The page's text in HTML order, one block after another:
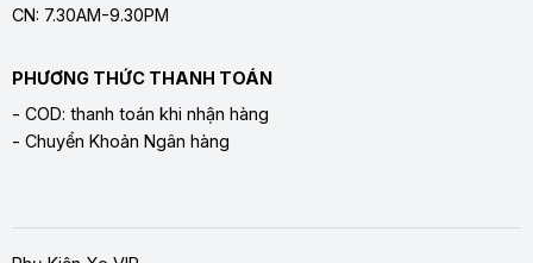
CN: 7.30AM-9.30PM
PHƯƠNG THỨC THANH TOÁN
- COD: thanh toán khi nhận hàng
- Chuyển Khoản Ngân hàng